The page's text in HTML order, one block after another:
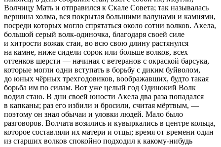
Волчицу Мать и отправился к Скале Совета; так называлась
вершина холма, вся покрытая большими валунами и камнями,
посреди которых могло спрятаться около сотни волков. Акела,
большой серый волк-одиночка, благодаря своей силе
и хитрости вожак стаи, во всю свою длину растянулся
на камне, ниже сидели сорок или больше волков, всех
оттенков шерсти — начиная с ветеранов с окраской барсука,
которые могли одни вступать в борьбу с диким буйволом,
до юных чёрных трехгодовиков, воображавших, будто такая
борьба им по силам. Вот уже целый год Одинокий Волк
водил стаю. В дни своей юности Акела два раза попадался
в капканы; раз его избили и бросили, считая мёртвым, —
поэтому он знал обычаи и уловки людей. Мало было
разговоров. Волчата возились и кувыркались в центре кольца,
которое составляли их матери и отцы; время от времени один
из старших волков спокойно подходил к какому-нибудь